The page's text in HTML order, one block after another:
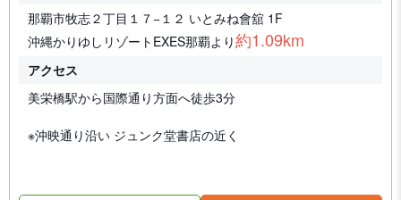
那覇市牧志２丁目１７−１２ いとみね會舘 1F
沖縄かりゆしリゾートEXES那覇より約1.09km
アクセス
美栄橋駅から国際通り方面へ徒歩3分
※沖映通り沿い ジュンク堂書店の近く